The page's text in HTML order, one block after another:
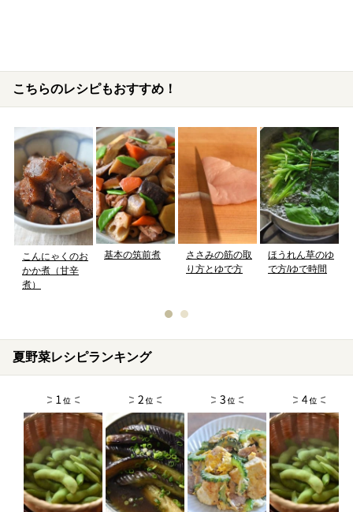
こちらのレシピもおすすめ！
こんにゃくのお
かか煮（甘辛
煮）
基本の筑前煮
ささみの筋の取
り方とゆで方
ほうれん草のゆ
で方/ゆで時間
夏野菜レシピランキング